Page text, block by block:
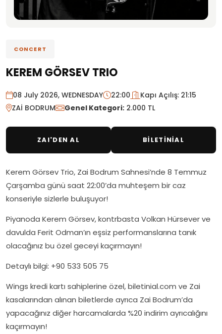
CONCERT
KEREM GÖRSEV TRIO
08 July 2026, WEDNESDAY 22:00
Kapı Açılış: 21:15
ZAİ BODRUM
Genel Kategori: 2.000 TL
ZAI'DEN AL BİLETİNİAL
Kerem Görsev Trio, Zai Bodrum Sahnesi’nde 8 Temmuz
Çarşamba günü saat 22:00’da muhteşem bir caz
konseriyle sizlerle buluşuyor!
Piyanoda Kerem Görsev, kontrbasta Volkan Hürsever ve
davulda Ferit Odman’ın eşsiz performanslarına tanık
olacağınız bu özel geceyi kaçırmayın!
Detaylı bilgi: +90 533 505 75
Wings kredi kartı sahiplerine özel, biletinial.com ve Zai
kasalarından alınan biletlerde ayrıca Zai Bodrum’da
yapacağınız diğer harcamalarda %20 indirim ayrıcalığını
kaçırmayın!